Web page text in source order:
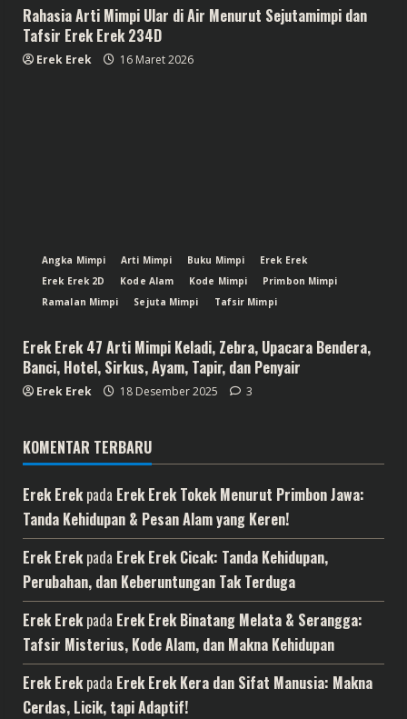
Rahasia Arti Mimpi Ular di Air Menurut Sejutamimpi dan
Tafsir Erek Erek 234D
Erek Erek 16 Maret 2026
Angka Mimpi Arti Mimpi Buku Mimpi
Erek Erek
Erek Erek 2D
Kode Alam Kode Mimpi
Primbon Mimpi
Ramalan Mimpi
Sejuta Mimpi Tafsir Mimpi
Erek Erek 47 Arti Mimpi Keladi, Zebra, Upacara Bendera,
Banci, Hotel, Sirkus, Ayam, Tapir, dan Penyair
Erek Erek 18 Desember 2025 3
KOMENTAR TERBARU
Erek Erekpada Erek Erek Tokek Menurut Primbon Jawa:
Tanda Kehidupan & Pesan Alam yang Keren!
Erek Erekpada Erek Erek Cicak: Tanda Kehidupan,
Perubahan, dan Keberuntungan Tak Terduga
Erek Erekpada Erek Erek Binatang Melata & Serangga:
Tafsir Misterius, Kode Alam, dan Makna Kehidupan
Erek Erekpada Erek Erek Kera dan Sifat Manusia: Makna
Cerdas, Licik, tapi Adaptif!